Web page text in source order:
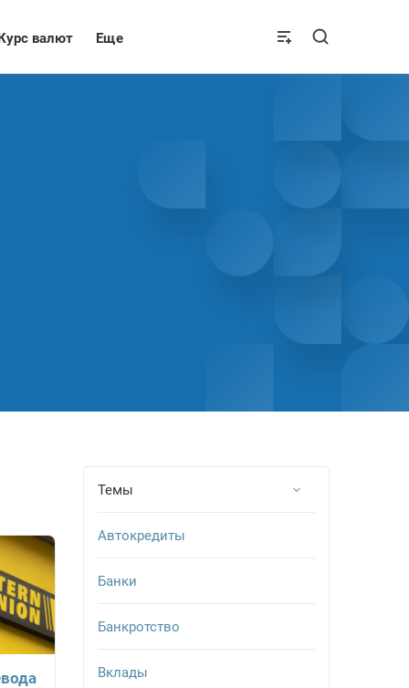
валют Еще
Темы
Автокредиты
Банки
Банкротство
Вклады